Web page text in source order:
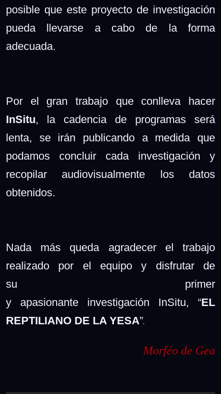
posible que este proyecto de investigación
pueda llevarse a cabo de la forma
adecuada.
Por el gran trabajo que conlleva hacer
InSitu, la cadencia de programas será
lenta, se irán publicando a medida que
podamos concluir cada investigación y
recopilar audiovisualmente los datos
obtenidos.
Nada más queda agradecer el trabajo
realizado por el equipo y disfrutar de
su primer
y apasionante investigación InSitu, “EL
REPTILIANO DE LA YESA”.
Morféo de Gea